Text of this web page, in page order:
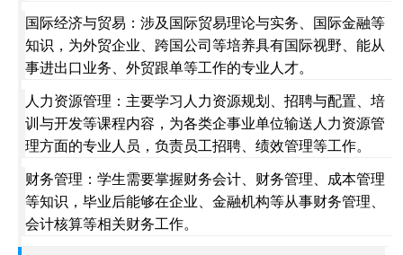
国际经济与贸易：涉及国际贸易理论与实务、国际金融等
知识，为外贸企业、跨国公司等培养具有国际视野、能从
事进出口业务、外贸跟单等工作的专业人才。
人力资源管理：主要学习人力资源规划、招聘与配置、培
训与开发等课程内容，为各类企事业单位输送人力资源管
理方面的专业人员，负责员工招聘、绩效管理等工作。
财务管理：学生需要掌握财务会计、财务管理、成本管理
等知识，毕业后能够在企业、金融机构等从事财务管理、
会计核算等相关财务工作。